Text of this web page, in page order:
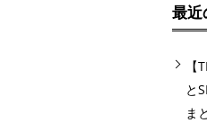
最近
と
ま